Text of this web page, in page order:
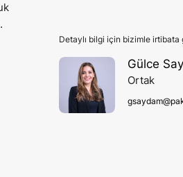
Detaylı bilgi için bizimle
Gülce
Ortak